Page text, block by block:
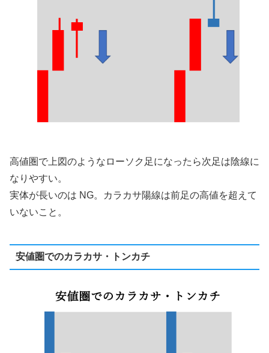
⾼値圏で上図のようなローソク⾜になったら次⾜は陰線に
なりやすい。
実体が⻑いのは NG。カラカサ陽線は前⾜の⾼値を超えて
いないこと。
安値圏でのカラカサ・トンカチ